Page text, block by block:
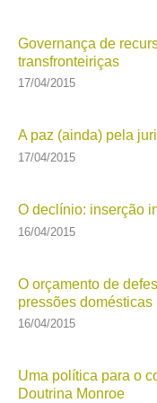
Governança de
transfronteiriças
17/04/2015
A paz (ainda) pela
17/04/2015
O declínio: inserção
16/04/2015
O orçamento de
pressões domésticas
16/04/2015
Uma política para o
Doutrina Monroe